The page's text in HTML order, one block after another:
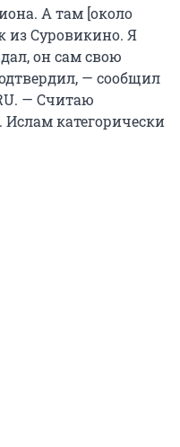
А там [около
из Суровикино. Я
он сам свою
— сообщил
— Считаю
категорически